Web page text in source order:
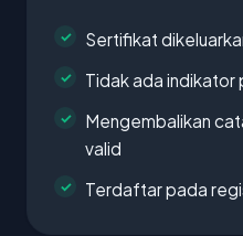
Sertifikat
Tidak ada indikator
Mengembalikan
valid
Terdaftar pada